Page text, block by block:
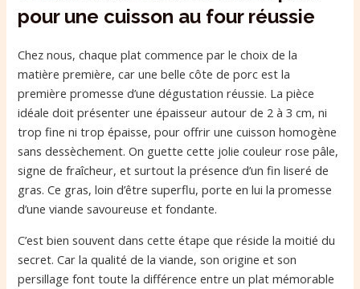
pour une cuisson au four réussie
Chez nous, chaque plat commence par le choix de la
matière première, car une belle côte de porc est la
première promesse d’une dégustation réussie. La pièce
idéale doit présenter une épaisseur autour de 2 à 3 cm, ni
trop fine ni trop épaisse, pour offrir une cuisson homogène
sans dessèchement. On guette cette jolie couleur rose pâle,
signe de fraîcheur, et surtout la présence d’un fin liseré de
gras. Ce gras, loin d’être superflu, porte en lui la promesse
d’une viande savoureuse et fondante.
C’est bien souvent dans cette étape que réside la moitié du
secret. Car la qualité de la viande, son origine et son
persillage font toute la différence entre un plat mémorable